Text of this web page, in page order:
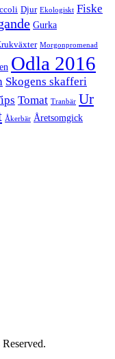
Djur Ekologiskt Fiske
Gurka
Morgonpromenad
Odla 2016
Skogens skafferi
Tomat Tranbär Ur
Åkerbär Åretsomgick